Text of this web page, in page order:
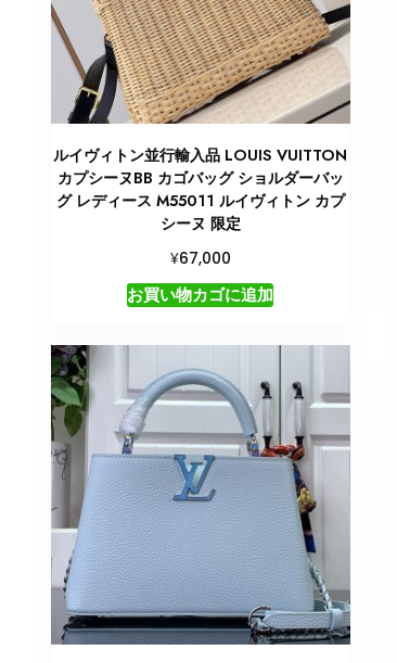
ルイヴィトン並行輸入品 LOUIS VUITTON
カプシーヌBB カゴバッグ ショルダーバッ
グ レディース M55011 ルイヴィトン カプ
シーヌ 限定
¥67,000
お買い物カゴに追加